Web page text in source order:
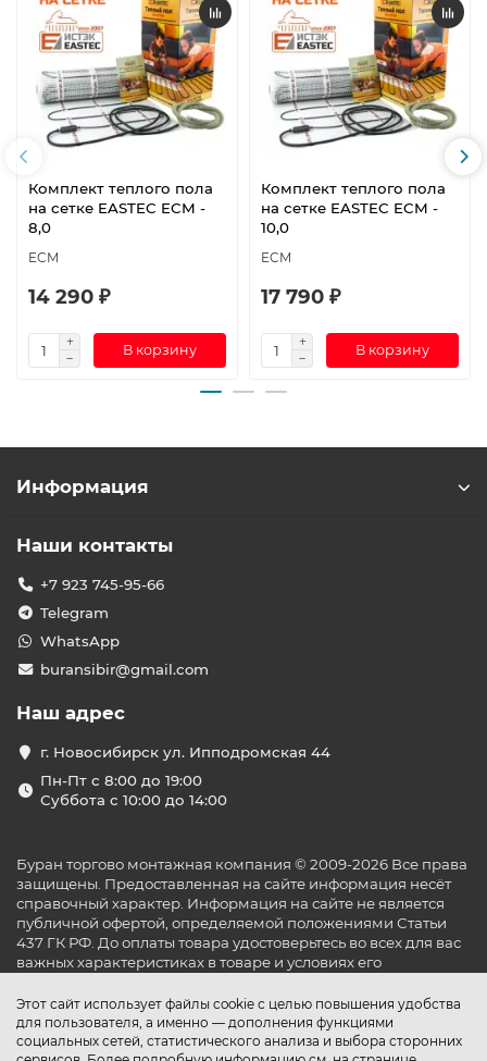
Комплект теплого пола
на сетке EASTEC ECM -
8,0
ECM
14 290 ₽
В корзину
Комплект теплого пола
на сетке EASTEC ECM -
10,0
ECM
17 790 ₽
В корзину
Этот сайт использует файлы cookie с целью повышения удобства
для пользователя, а именно — дополнения функциями
социальных сетей, статистического анализа и выбора сторонних
Информация
Наши контакты
+7 923 745-95-66
Telegram
WhatsApp
buransibir@gmail.com
Наш адрес
г. Новосибирск ул. Ипподромская 44
Пн-Пт с 8:00 до 19:00
Суббота с 10:00 до 14:00
Буран торгово монтажная компания © 2009-2026 Все права
защищены. Предоставленная на сайте информация несёт
справочный характер. Информация на сайте не является
публичной офертой, определяемой положениями Статьи
437 ГК РФ. До оплаты товара удостоверьтесь во всех для вас
важных характеристиках в товаре и условиях его